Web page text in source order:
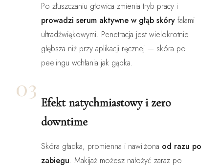
Po złuszczaniu głowica zmienia tryb pracy i
prowadzi serum aktywne w głąb skóry falami
ultradźwiękowymi. Penetracja jest wielokrotnie
głębsza niż przy aplikacji ręcznej — skóra po
peelingu wchłania jak gąbka.
03
Efekt natychmiastowy i zero
downtime
Skóra gładka, promienna i nawilżona od razu po
zabiegu. Makijaż możesz nałożyć zaraz po